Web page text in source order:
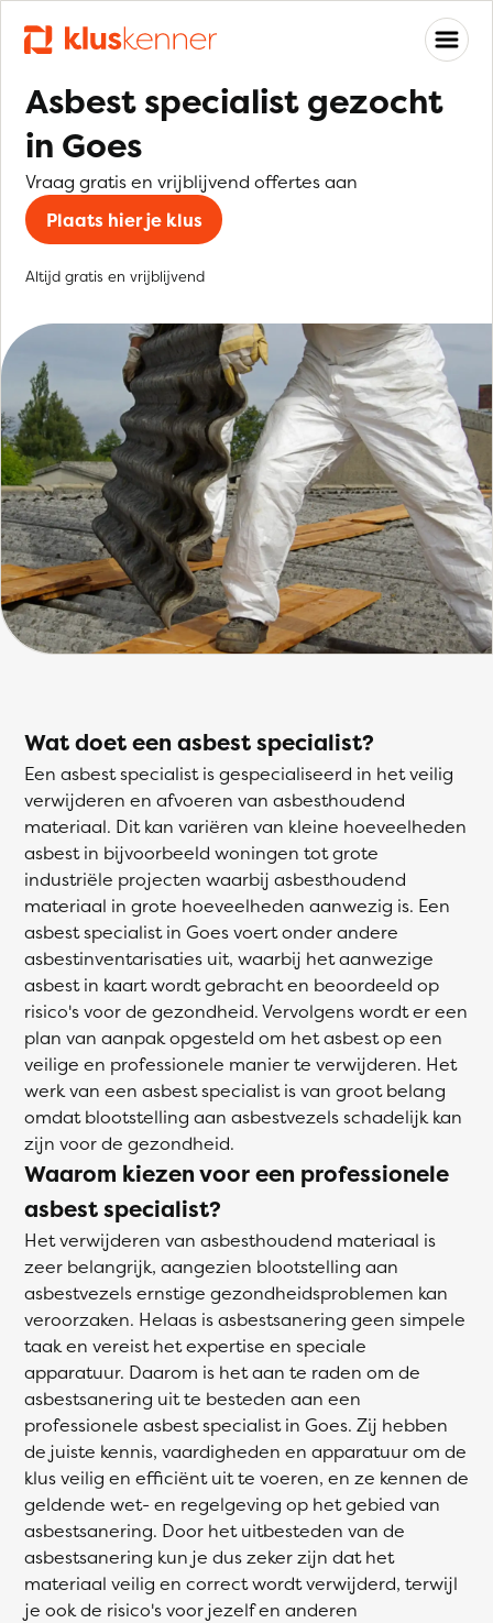
Asbest specialist gezocht
in Goes
Vraag gratis en vrijblijvend offertes aan
Plaats hier je klus
Altijd gratis en vrijblijvend
Wat doet een asbest specialist?
Een asbest specialist is gespecialiseerd in het veilig
verwijderen en afvoeren van asbesthoudend
materiaal. Dit kan variëren van kleine hoeveelheden
asbest in bijvoorbeeld woningen tot grote
industriële projecten waarbij asbesthoudend
materiaal in grote hoeveelheden aanwezig is. Een
asbest specialist in Goes voert onder andere
asbestinventarisaties uit, waarbij het aanwezige
asbest in kaart wordt gebracht en beoordeeld op
risico's voor de gezondheid. Vervolgens wordt er een
plan van aanpak opgesteld om het asbest op een
veilige en professionele manier te verwijderen. Het
werk van een asbest specialist is van groot belang
omdat blootstelling aan asbestvezels schadelijk kan
zijn voor de gezondheid.
Waarom kiezen voor een professionele
asbest specialist?
Het verwijderen van asbesthoudend materiaal is
zeer belangrijk, aangezien blootstelling aan
asbestvezels ernstige gezondheidsproblemen kan
veroorzaken. Helaas is asbestsanering geen simpele
taak en vereist het expertise en speciale
apparatuur. Daarom is het aan te raden om de
asbestsanering uit te besteden aan een
professionele asbest specialist in Goes. Zij hebben
de juiste kennis, vaardigheden en apparatuur om de
klus veilig en efficiënt uit te voeren, en ze kennen de
geldende wet- en regelgeving op het gebied van
asbestsanering. Door het uitbesteden van de
asbestsanering kun je dus zeker zijn dat het
materiaal veilig en correct wordt verwijderd, terwijl
je ook de risico's voor jezelf en anderen